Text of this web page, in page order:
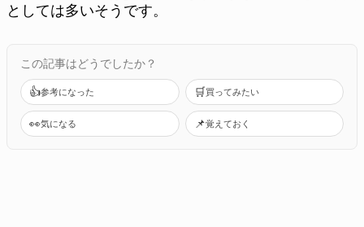
としては多いそうです。
この記事はどうでしたか？
👍参考になった 🛒買ってみたい
👀気になる 📌覚えておく